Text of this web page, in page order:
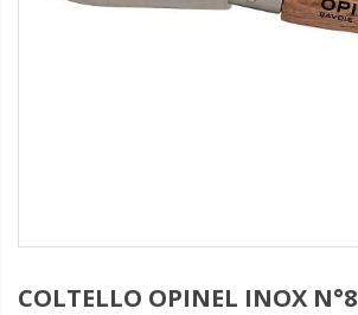
COLTELLO OPINEL INOX N°8